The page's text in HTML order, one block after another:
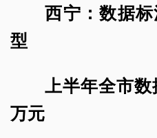
西宁：数据
型
上半年全市
万元